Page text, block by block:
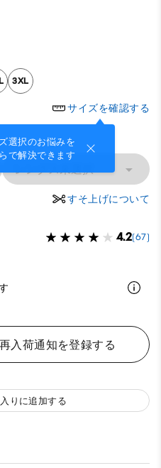
3XL
サイズを確認する
選択のお悩みを
で解決できます
レングス未選択
すそ上げについて
4.2(67)
再入荷通知を登録する
りに追加する